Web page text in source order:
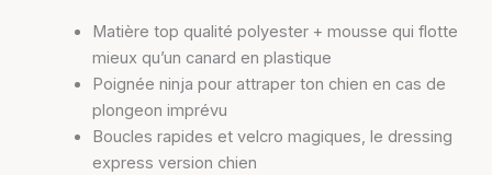
Matière top qualité polyester + mousse qui flotte
mieux qu’un canard en plastique
Poignée ninja pour attraper ton chien en cas de
plongeon imprévu
Boucles rapides et velcro magiques, le dressing
express version chien